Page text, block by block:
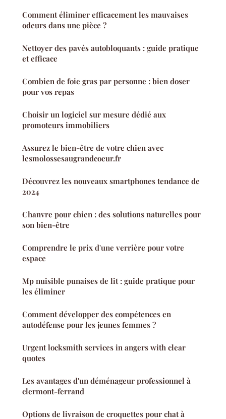
Comment éliminer efficacement les mauvaises
odeurs dans une pièce ?
Nettoyer des pavés autobloquants : guide pratique
et efficace
Combien de foie gras par personne : bien doser
pour vos repas
Choisir un logiciel sur mesure dédié aux
promoteurs immobiliers
Assurez le bien-être de votre chien avec
lesmolossesaugrandcoeur.fr
Découvrez les nouveaux smartphones tendance de
2024
Chanvre pour chien : des solutions naturelles pour
son bien-être
Comprendre le prix d'une verrière pour votre
espace
Mp nuisible punaises de lit : guide pratique pour
les éliminer
Comment développer des compétences en
autodéfense pour les jeunes femmes ?
Urgent locksmith services in angers with clear
quotes
Les avantages d'un déménageur professionnel à
clermont-ferrand
Options de livraison de croquettes pour chat à